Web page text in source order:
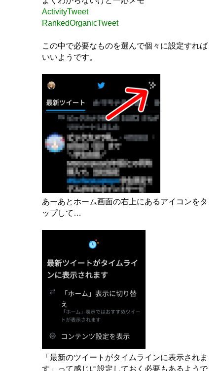
ActivityTweet
RankedOrganicTweet
この中で必要なものを選んで個々に設定すれば
いいようです。
あーあとホーム画面の右上にあるアイコンをタ
ップして…
「最新のツイートがタイムラインに表示されま
す」って感じに設定しておく必要もあるようで